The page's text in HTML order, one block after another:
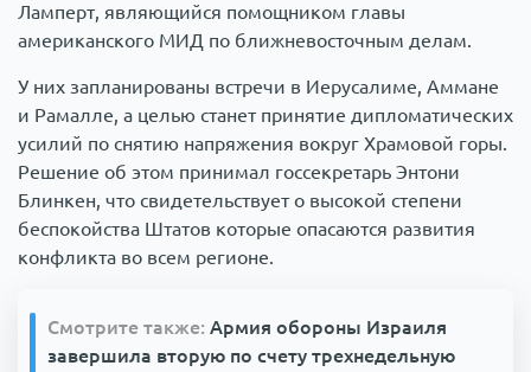
Ламперт, являющийся помощником главы
американского МИД по ближневосточным делам.
У них запланированы встречи в Иерусалиме, Аммане
и Рамалле, а целью станет принятие дипломатических
усилий по снятию напряжения вокруг Храмовой горы.
Решение об этом принимал госсекретарь Энтони
Блинкен, что свидетельствует о высокой степени
беспокойства Штатов которые опасаются развития
конфликта во всем регионе.
Смотрите также: Армия обороны Израиля
завершила вторую по счету трехнедельную